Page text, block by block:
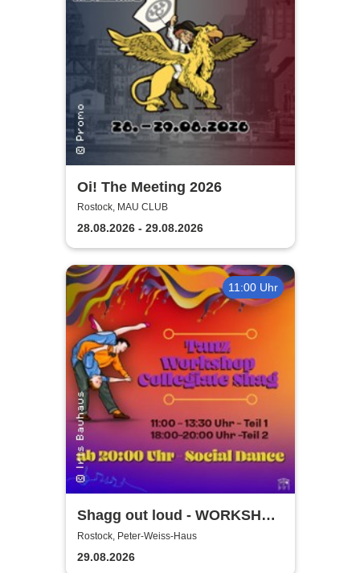
Oi! The Meeting 2026
Rostock, MAU CLUB
28.08.2026 - 29.08.2026
11:00 Uhr
Shagg out loud - WORKSHOP
+ Social Dance | Peter Weiss
Haus Rostock
Rostock, Peter-Weiss-Haus
29.08.2026